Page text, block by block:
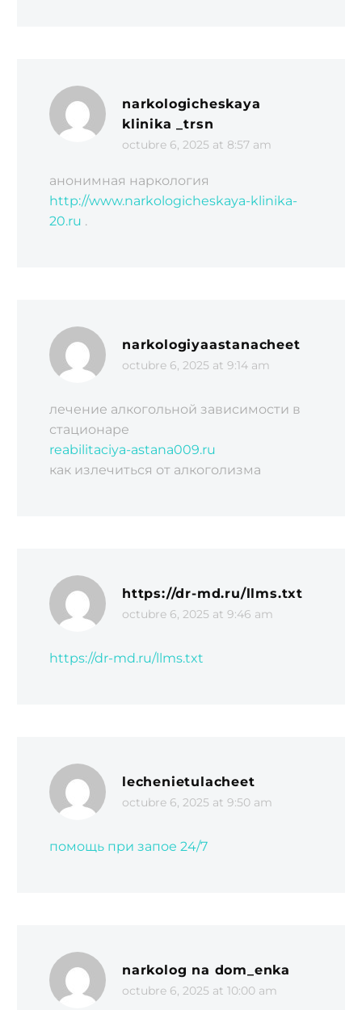
narkologicheskaya
klinika _trsn
octubre 6, 2025 at 8:57 am
анонимная наркология
http://www.narkologicheskaya-klinika-
20.ru .
narkologiyaastanacheet
octubre 6, 2025 at 9:14 am
лечение алкогольной зависимости в
стационаре
reabilitaciya-astana009.ru
как излечиться от алкоголизма
https://dr-md.ru/llms.txt
octubre 6, 2025 at 9:46 am
https://dr-md.ru/llms.txt
lechenietulacheet
octubre 6, 2025 at 9:50 am
помощь при запое 24/7
narkolog na dom_enka
octubre 6, 2025 at 10:00 am